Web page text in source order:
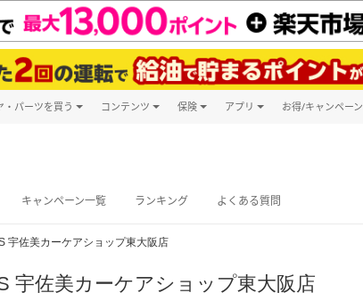
・パーツを買う コンテンツ 保険 アプリ お得/キャンペーン
キャンペーン一覧 ランキング よくある質問
宇佐美カーケアショップ東大阪店
宇佐美カーケアショップ東大阪店